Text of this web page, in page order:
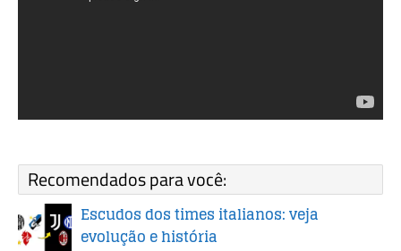
Recomendados para você:
Escudos dos times italianos: veja
evolução e história